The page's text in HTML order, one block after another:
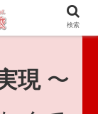
High School
現〜
検索